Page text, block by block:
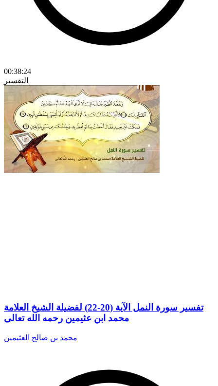
00:38:24
التفسير
تفسير سورة النمل الآية (20-22) لفضيلة الشيخ العلامة
محمد ابن عثيمين رحمه الله تعالى
محمد بن صالح العثيمين